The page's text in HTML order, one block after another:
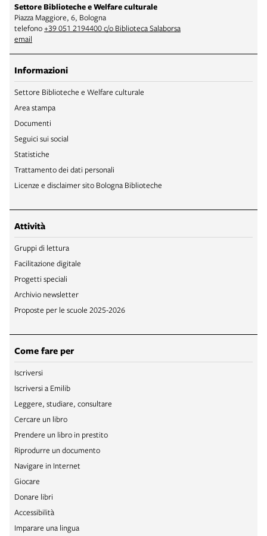
Settore Biblioteche e Welfare culturale
Piazza Maggiore, 6, Bologna
telefono+39 051 2194400 c/o Biblioteca Salaborsa
email
Informazioni
Settore Biblioteche e Welfare culturale
Area stampa
Documenti
Seguici sui social
Statistiche
Trattamento dei dati personali
Licenze e disclaimer sito Bologna Biblioteche
Attività
Gruppi di lettura
Facilitazione digitale
Progetti speciali
Archivio newsletter
Proposte per le scuole 2025-2026
Come fare per
Iscriversi
Iscriversi a Emilib
Leggere, studiare, consultare
Cercare un libro
Prendere un libro in prestito
Riprodurre un documento
Navigare in Internet
Giocare
Donare libri
Accessibilità
Imparare una lingua